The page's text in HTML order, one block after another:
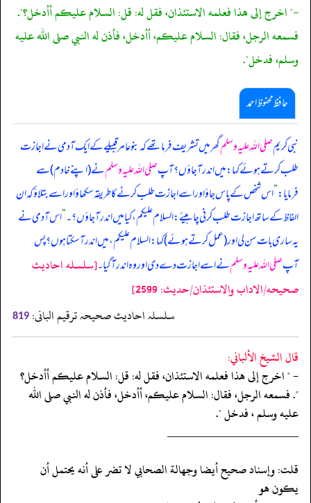
-" اخرج إلى هذا فعلمه الاستئذان، فقل له: قل: السلام عليكم أأدخل؟".
فسمعه الرجل، فقال: السلام عليكم، أأدخل، فأذن له النبي صلى الله عليه
وسلم، فدخل".
حافظ محفوظ احمد
نبی کریمصلی اللہ علیہ وسلمگھر میں تشریف فرما تھے کہ بنو عامر قبیلے کے ایک آدمی نے اجازت
طلب کرتے ہوئے کہا: میں اندر آ جاؤں؟ آپصلی اللہ علیہ وسلمنے (‏‏‏‏اپنے خادم) سے
فرمایا:”اس شخص کے پاس جاؤ اور اسے اجازت طلب کرنے کا طریقہ سکھاؤ اور اسے بتلاؤ کہ ان
الفاظ کے ساتھ اجازت طلب کرنی چاہیئے: السلام علیکم، کیا میں اندر آ جاؤں؟۔“اس آدمی نے
یہ ساری بات سن لی اور (‏‏‏‏عمل کرتے ہوئے) کہا: السلام علیکم، میں اندر آ سکتا ہوں؟ پس
آپصلی اللہ علیہ وسلمنے اسے اجازت دے دی اور وہ اندر آ گیا۔[سلسله احاديث
صحيحه/الاداب والاستئذان/حدیث: 2599]
سلسلہ احادیث صحیحہ ترقیم البانی: 819
قال الشيخ الألباني:
- " اخرج إلى هذا فعلمه الاستئذان، فقل له: قل: السلام عليكم أأدخل؟
". فسمعه الرجل، فقال: السلام عليكم، أأدخل، فأذن له النبي صلى الله
عليه وسلم ، فدخل ".
‏‏‏‏_____________________
‏‏‏‏قلت: وإسناد صحيح أيضا وجهالة الصحابي لا تضر على أنه يحتمل أن
يكون هو